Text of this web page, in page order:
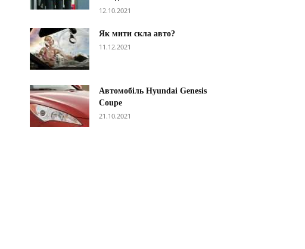
12.10.2021
Як мити скла авто?
11.12.2021
Автомобіль Hyundai Genesis
Coupe
21.10.2021